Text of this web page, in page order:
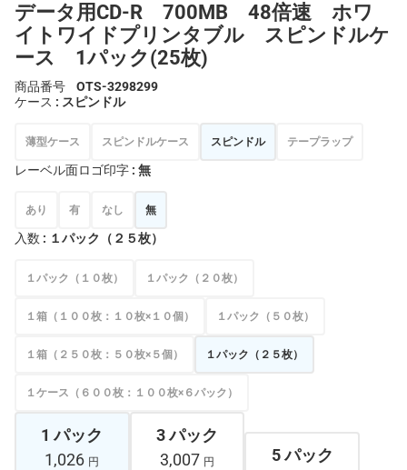
データ用CD-R 700MB 48倍速 ホワ
イトワイドプリンタブル スピンドルケ
ース 1パック(25枚)
商品番号
OTS-3298299
ケース : スピンドル
薄型ケース スピンドルケース スピンドル テープラップ
レーベル面ロゴ印字 : 無
あり 有 なし 無
入数 : １パック（２５枚）
１パック（１０枚） １パック（２０枚）
１箱（１００枚：１０枚×１０個） １パック（５０枚）
１箱（２５０枚：５０枚×５個） １パック（２５枚）
１ケース（６００枚：１００枚×６パック）
1 パック
1,026 円
3 パック
3,007 円
5 パック